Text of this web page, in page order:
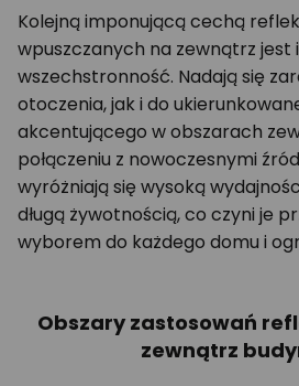
Kolejną imponującą cechą
wpuszczanych na zewnątrz jest
wszechstronność. Nadają się
otoczenia, jak i do
akcentującego w obszarach
połączeniu z nowoczesnymi
wyróżniają się wysoką
długą żywotnością, co czyni je
wyborem do każdego domu i
Obszary zastosowań
zewnątrz